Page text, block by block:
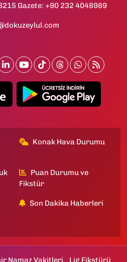
Gazete: +90 232 4048989
Konak Hava Durumu
Puan Durumu ve
Fikstür
Son Dakika Haberleri
Namaz Vakitleri Lig Fikstürü